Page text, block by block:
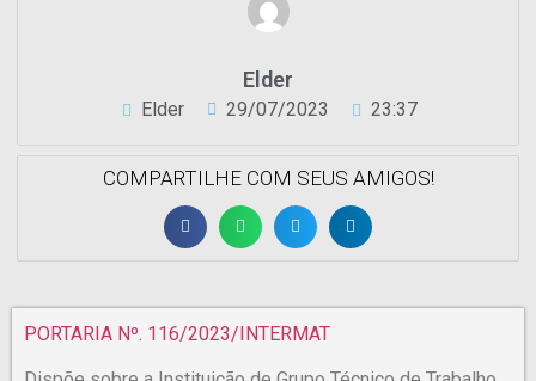
Elder
Elder 29/07/2023 23:37
COMPARTILHE COM SEUS AMIGOS!
PORTARIA Nº. 116/2023/INTERMAT